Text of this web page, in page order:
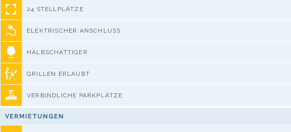
24 STELLPLÄTZE
ELEKTRISCHER ANSCHLUSS
HALBSCHATTIGER
GRILLEN ERLAUBT
VERBINDLICHE PARKPLÄTZE
VERMIETUNGEN